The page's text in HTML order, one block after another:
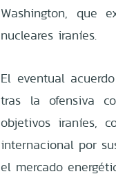
Washington, que
nucleares iraníes.
El eventual
tras la ofensiva
objetivos iraníes,
internacional por
el mercado